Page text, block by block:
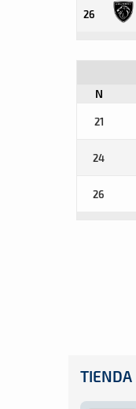
26
N
21
24
26
TIENDA